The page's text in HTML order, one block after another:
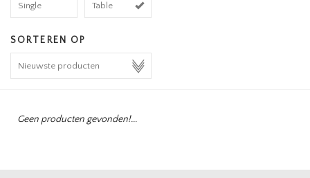
HOMEWARE
Single Table
SORTEREN OP
Geen producten gevonden!...